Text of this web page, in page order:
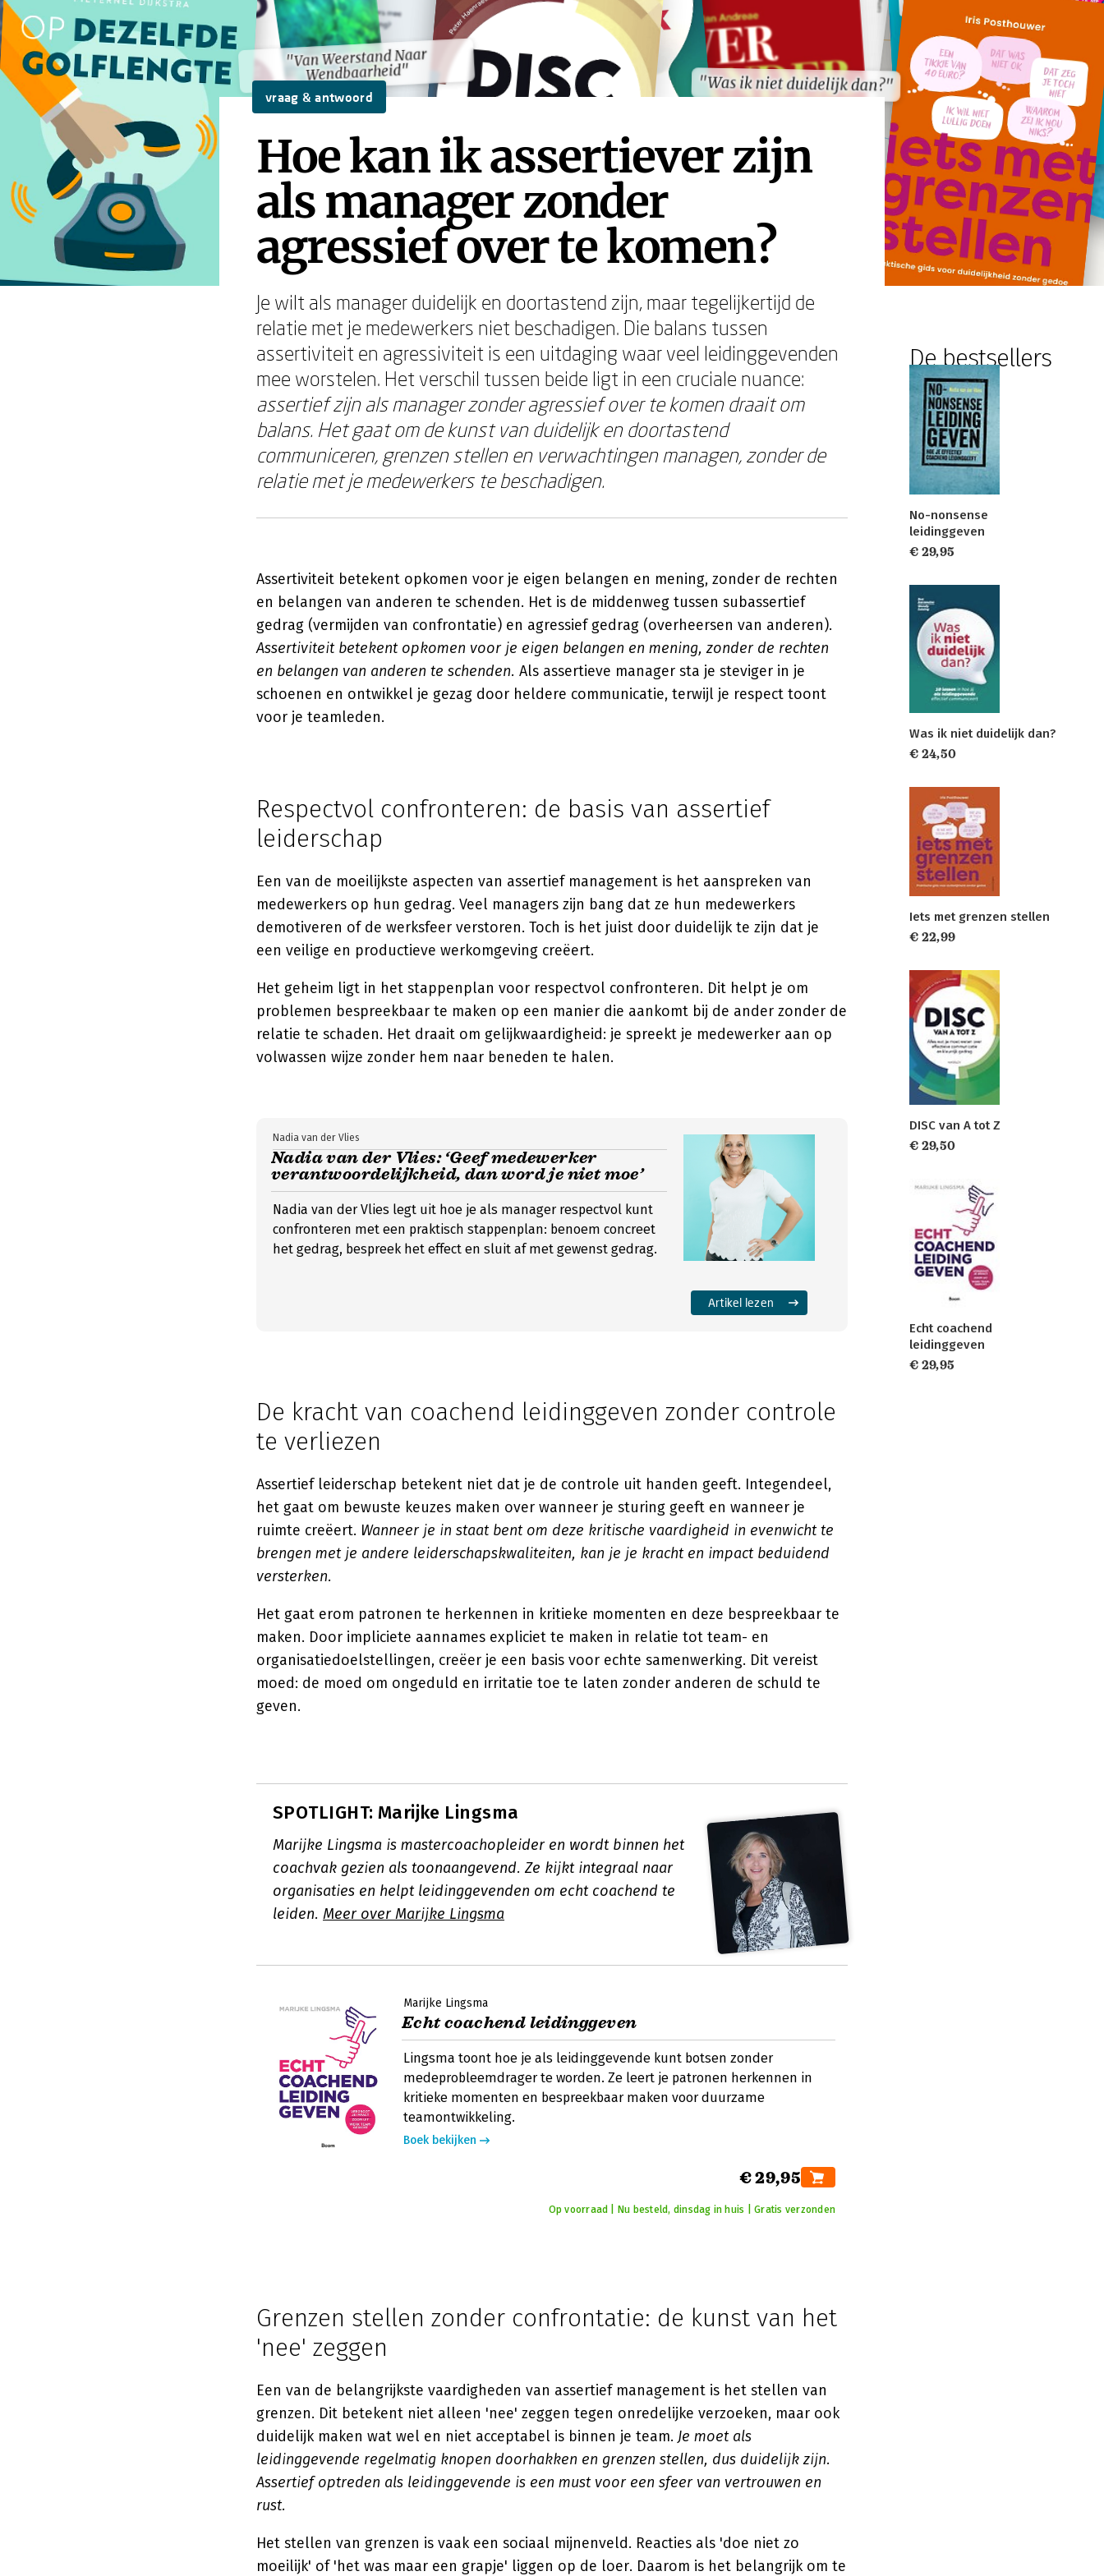
"Van Weerstand Naar
Wendbaarheid"
"Was ik niet duidelijk dan?"
"Van Weerstand Naar
Wendbaarheid"
"Was ik niet duidelijk dan?"
vraag & antwoord
Hoe kan ik assertiever zijn
als manager zonder
agressief over te komen?
Je wilt als manager duidelijk en doortastend zijn, maar tegelijkertijd de
relatie met je medewerkers niet beschadigen. Die balans tussen
assertiviteit en agressiviteit is een uitdaging waar veel leidinggevenden
mee worstelen. Het verschil tussen beide ligt in een cruciale nuance:
assertief zijn als manager zonder agressief over te komen draait om
balans. Het gaat om de kunst van duidelijk en doortastend
communiceren, grenzen stellen en verwachtingen managen, zonder de
relatie met je medewerkers te beschadigen.
Assertiviteit betekent opkomen voor je eigen belangen en mening, zonder de rechten
en belangen van anderen te schenden. Het is de middenweg tussen subassertief
gedrag (vermijden van confrontatie) en agressief gedrag (overheersen van anderen).
Assertiviteit betekent opkomen voor je eigen belangen en mening, zonder de rechten
en belangen van anderen te schenden. Als assertieve manager sta je steviger in je
schoenen en ontwikkel je gezag door heldere communicatie, terwijl je respect toont
voor je teamleden.
Respectvol confronteren: de basis van assertief
leiderschap
Een van de moeilijkste aspecten van assertief management is het aanspreken van
medewerkers op hun gedrag. Veel managers zijn bang dat ze hun medewerkers
demotiveren of de werksfeer verstoren. Toch is het juist door duidelijk te zijn dat je
een veilige en productieve werkomgeving creëert.
Het geheim ligt in het stappenplan voor respectvol confronteren. Dit helpt je om
problemen bespreekbaar te maken op een manier die aankomt bij de ander zonder de
relatie te schaden. Het draait om gelijkwaardigheid: je spreekt je medewerker aan op
volwassen wijze zonder hem naar beneden te halen.
Nadia van der Vlies: ‘Geef medewerker
verantwoordelijkheid, dan word je niet moe’
Nadia van der Vlies
Nadia van der Vlies legt uit hoe je als manager respectvol kunt
confronteren met een praktisch stappenplan: benoem concreet
het gedrag, bespreek het effect en sluit af met gewenst gedrag.
Artikel lezen
De kracht van coachend leidinggeven zonder controle
te verliezen
Assertief leiderschap betekent niet dat je de controle uit handen geeft. Integendeel,
het gaat om bewuste keuzes maken over wanneer je sturing geeft en wanneer je
ruimte creëert. Wanneer je in staat bent om deze kritische vaardigheid in evenwicht te
brengen met je andere leiderschapskwaliteiten, kan je je kracht en impact beduidend
versterken.
Het gaat erom patronen te herkennen in kritieke momenten en deze bespreekbaar te
maken. Door impliciete aannames expliciet te maken in relatie tot team- en
organisatiedoelstellingen, creëer je een basis voor echte samenwerking. Dit vereist
moed: de moed om ongeduld en irritatie toe te laten zonder anderen de schuld te
geven.
SPOTLIGHT: Marijke Lingsma
Marijke Lingsma is mastercoachopleider en wordt binnen het
coachvak gezien als toonaangevend. Ze kijkt integraal naar
organisaties en helpt leidinggevenden om echt coachend te
leiden. Meer over Marijke Lingsma
Marijke Lingsma
Echt coachend leidinggeven
Lingsma toont hoe je als leidinggevende kunt botsen zonder
medeprobleemdrager te worden. Ze leert je patronen herkennen in
kritieke momenten en bespreekbaar maken voor duurzame
teamontwikkeling.
Boek bekijken
€ 29,95
Op voorraad | Nu besteld, dinsdag in huis | Gratis verzonden
Grenzen stellen zonder confrontatie: de kunst van het
'nee' zeggen
Een van de belangrijkste vaardigheden van assertief management is het stellen van
grenzen. Dit betekent niet alleen 'nee' zeggen tegen onredelijke verzoeken, maar ook
duidelijk maken wat wel en niet acceptabel is binnen je team. Je moet als
leidinggevende regelmatig knopen doorhakken en grenzen stellen, dus duidelijk zijn.
Assertief optreden als leidinggevende is een must voor een sfeer van vertrouwen en
rust.
Het stellen van grenzen is vaak een sociaal mijnenveld. Reacties als 'doe niet zo
moeilijk' of 'het was maar een grapje' liggen op de loer. Daarom is het belangrijk om te
De bestsellers
No-nonsense
leidinggeven
€ 29,95
Was ik niet duidelijk dan?
€ 24,50
Iets met grenzen stellen
€ 22,99
DISC van A tot Z
€ 29,50
Echt coachend
leidinggeven
€ 29,95